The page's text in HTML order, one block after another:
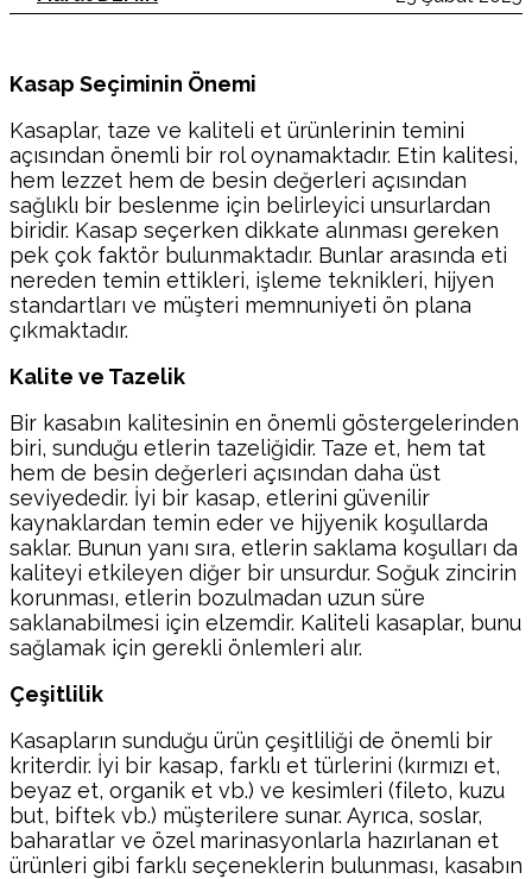
Kasap Seçiminin Önemi
Kasaplar, taze ve kaliteli et ürünlerinin temini
açısından önemli bir rol oynamaktadır. Etin kalitesi,
hem lezzet hem de besin değerleri açısından
sağlıklı bir beslenme için belirleyici unsurlardan
biridir. Kasap seçerken dikkate alınması gereken
pek çok faktör bulunmaktadır. Bunlar arasında eti
nereden temin ettikleri, işleme teknikleri, hijyen
standartları ve müşteri memnuniyeti ön plana
çıkmaktadır.
Kalite ve Tazelik
Bir kasabın kalitesinin en önemli göstergelerinden
biri, sunduğu etlerin tazeliğidir. Taze et, hem tat
hem de besin değerleri açısından daha üst
seviyededir. İyi bir kasap, etlerini güvenilir
kaynaklardan temin eder ve hijyenik koşullarda
saklar. Bunun yanı sıra, etlerin saklama koşulları da
kaliteyi etkileyen diğer bir unsurdur. Soğuk zincirin
korunması, etlerin bozulmadan uzun süre
saklanabilmesi için elzemdir. Kaliteli kasaplar, bunu
sağlamak için gerekli önlemleri alır.
Çeşitlilik
Kasapların sunduğu ürün çeşitliliği de önemli bir
kriterdir. İyi bir kasap, farklı et türlerini (kırmızı et,
beyaz et, organik et vb.) ve kesimleri (fileto, kuzu
but, biftek vb.) müşterilere sunar. Ayrıca, soslar,
baharatlar ve özel marinasyonlarla hazırlanan et
ürünleri gibi farklı seçeneklerin bulunması, kasabın